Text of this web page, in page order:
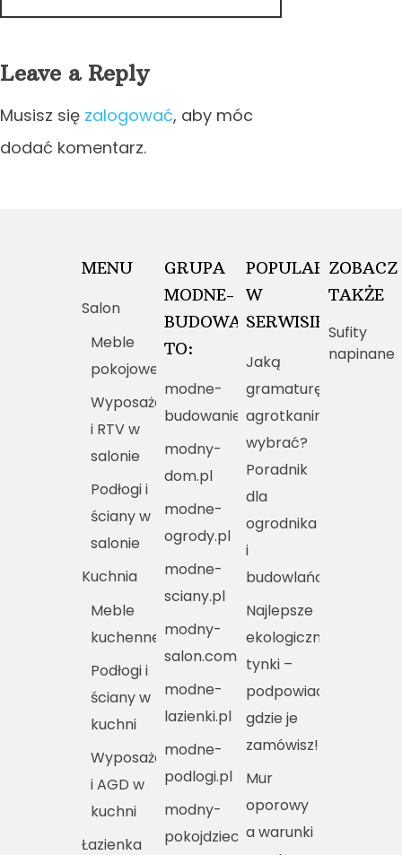
Leave a Reply
Musisz się zalogować, aby móc
dodać komentarz.
MENU
Salon
Meble
pokojowe
Wyposażenie
i RTV w
salonie
Podłogi i
ściany w
salonie
Kuchnia
Meble
kuchenne
Podłogi i
ściany w
kuchni
Wyposażenie
i AGD w
kuchni
Łazienka
GRUPA
MODNE-
BUDOWANIE.PL
TO:
modne-
budowanie.pl
modny-
dom.pl
modne-
ogrody.pl
modne-
sciany.pl
modny-
salon.com.pl
modne-
lazienki.pl
modne-
podlogi.pl
modny-
pokojdziecka.pl
POPULARNE
W
SERWISIE
Jaką
gramaturę
agrotkaniny
wybrać?
Poradnik
dla
ogrodnika
i
budowlańca
Najlepsze
ekologiczne
tynki –
podpowiadamy,
gdzie je
zamówisz!
Mur
oporowy
a warunki
ZOBACZ
TAKŻE
Sufity
napinane